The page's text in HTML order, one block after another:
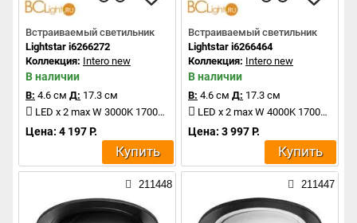
Встраиваемый светильник
Lightstar i6266272
Коллекция: Intero new
В наличии
В: 4.6 см Д: 17.3 см
LED x 2 max W 3000K 1700Lm
Цена: 4 197 Р.
Купить
Встраиваемый светильник
Lightstar i6266464
Коллекция: Intero new
В наличии
В: 4.6 см Д: 17.3 см
LED x 2 max W 4000K 1700Lm
Цена: 3 997 Р.
Купить
211448 211447